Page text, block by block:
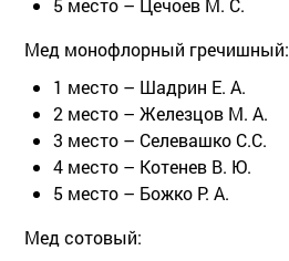
5 место – Цечоев М. С.
Мед монофлорный гречишный:
1 место – Шадрин Е. А.
2 место – Железцов М. А.
3 место – Селевашко С.С.
4 место – Котенев В. Ю.
5 место – Божко Р. А.
Мед сотовый: